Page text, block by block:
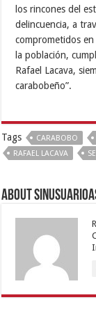
los rincones del
delincuencia, a
comprometidos
la población,
Rafael Lacava,
carabobeño”.
Tags CARABOBO
RAFAEL LACAVA
About